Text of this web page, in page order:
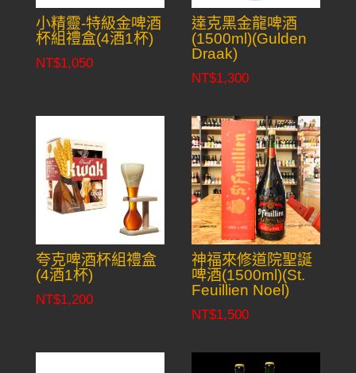
小精靈-特級金啤酒
杯組禮盒(4酒1杯)
NT$1,050
達克黑金龍啤酒
(1500ml)(Gulden
Draak)
NT$1,300
夸克啤酒杯組禮盒
(4酒1杯)
NT$1,200
神福來修道院聖誕
啤酒(1500ml)(St.
Feuillien Noel)
NT$1,500